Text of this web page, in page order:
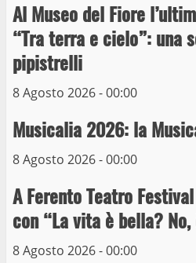
Al Museo del Fiore
“Tra terra e cielo”: una
pipistrelli
8 Agosto 2026 - 00:00
Musicalia 2026: la
8 Agosto 2026 - 00:00
A Ferento Teatro
con “La vita è bella?
8 Agosto 2026 - 00:00
5
Museo dei
19 Gennaio
6
Trasporto
capolinea al
giugno
15 Giugno 2023
Giochi Sportivi
Viterbo
10 Maggio 2023